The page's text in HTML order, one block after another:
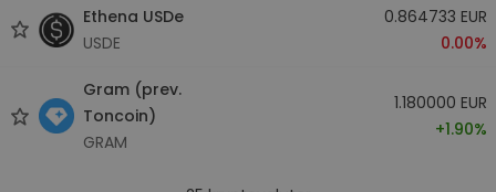
Ethena USDe
USDE
0.864733 EUR
0.00%
Gram (prev.
Toncoin)
GRAM
1.180000 EUR
+1.90%